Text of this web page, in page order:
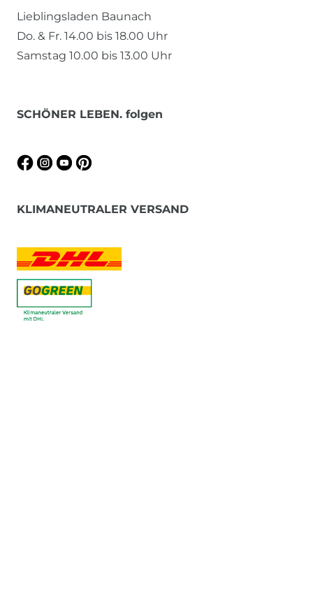
Lieblingsladen Baunach
Do. & Fr. 14.00 bis 18.00 Uhr
Samstag 10.00 bis 13.00 Uhr
SCHÖNER LEBEN. folgen
KLIMANEUTRALER VERSAND